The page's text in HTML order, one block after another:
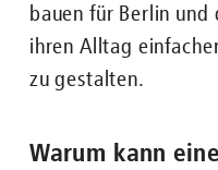
bauen für Berlin
ihren Alltag
zu gestalten.
Warum kann